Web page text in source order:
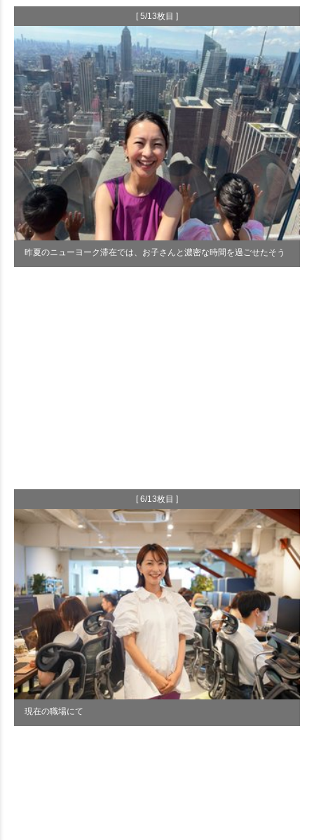
[ 5/13枚目 ]
昨夏のニューヨーク滞在では、お子さんと濃密な時間を過ごせたそう
[ 6/13枚目 ]
現在の職場にて